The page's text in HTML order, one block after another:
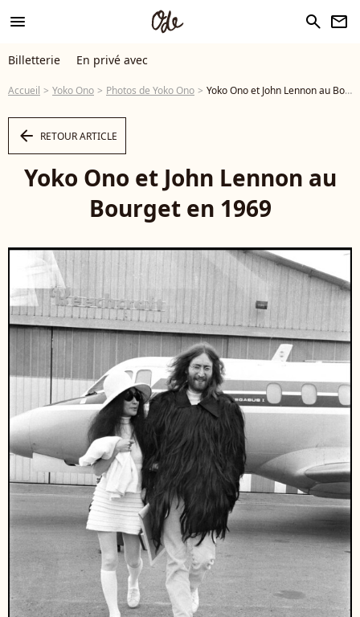
menu search newsletter
Billetterie En privé avec
Accueil Yoko Ono Photos de Yoko Ono Yoko Ono et John Lennon au Bourget en 1969 - Photo
arrow_left RETOUR ARTICLE
Yoko Ono et John Lennon au
Bourget en 1969